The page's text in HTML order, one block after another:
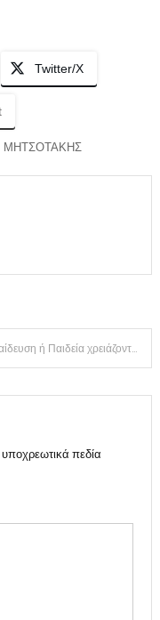
Twitter/X
ΜΗΤΣΟΤΑΚΗΣ
Εκπαίδευση ή Παιδεία χρειάζονται τα παιδιά μας κύριε υπουργέ;;
πεδία